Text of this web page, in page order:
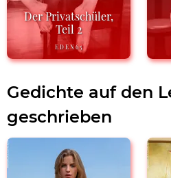
Der Privatschüler,
Teil 2
EDEN65
Gedichte auf den
geschrieben